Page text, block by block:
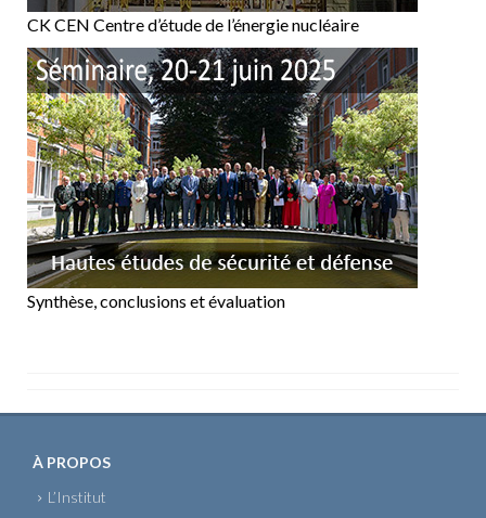
CK CEN Centre d’étude de l’énergie nucléaire
Synthèse, conclusions et évaluation
À PROPOS
L’Institut